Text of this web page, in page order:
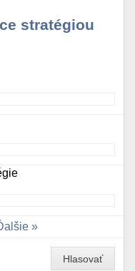
stratégiou
Hlasovať